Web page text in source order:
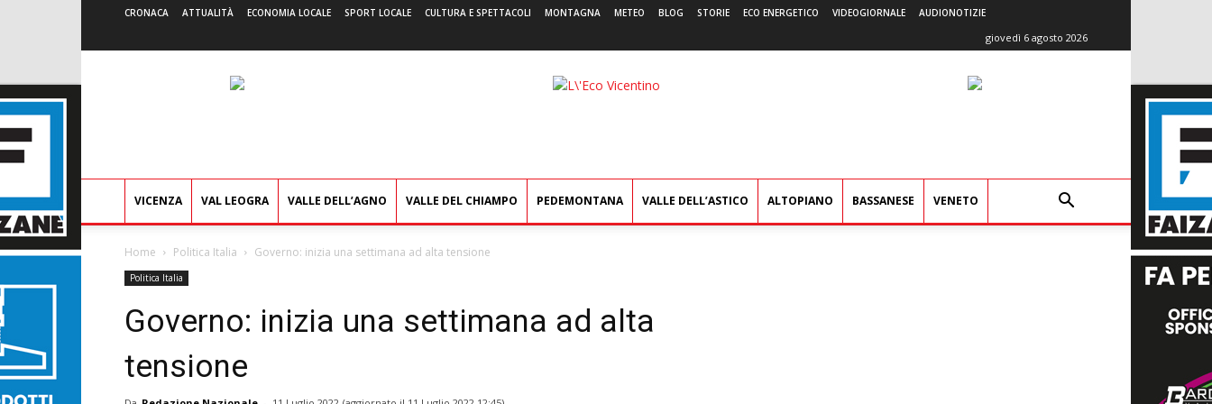
CRONACA ATTUALITÀ ECONOMIA LOCALE SPORT LOCALE CULTURA E SPETTACOLI MONTAGNA METEO BLOG STORIE ECO ENERGETICO VIDEOGIORNALE AUDIONOTIZIE
giovedì 6 agosto 2026
L'Eco
VICENZA VAL LEOGRA VALLE DELL’AGNO VALLE DEL CHIAMPO PEDEMONTANA VALLE DELL’ASTICO ALTOPIANO BASSANESE VENETO
Home Politica Italia Governo: inizia una settimana ad alta tensione
Politica Italia
Governo: inizia una settimana ad alta
tensione